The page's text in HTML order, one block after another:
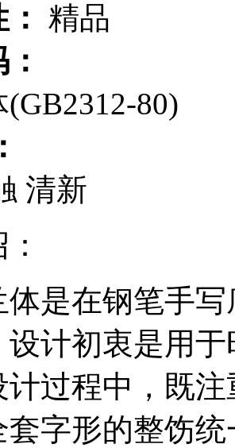
精品
80)
清新
体是在钢笔手
设计初衷是用
计过程中，既
套字形的整饬